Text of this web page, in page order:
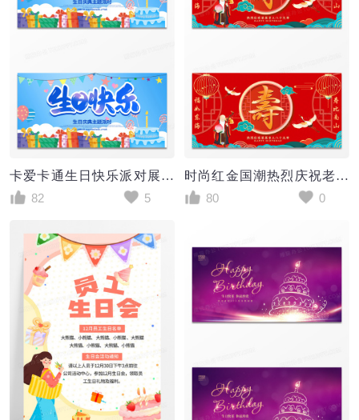
卡爱卡通生日快乐派对展板
82
5
时尚红金国潮热烈庆祝老人八十大寿生日快乐寿宴展板
80
0